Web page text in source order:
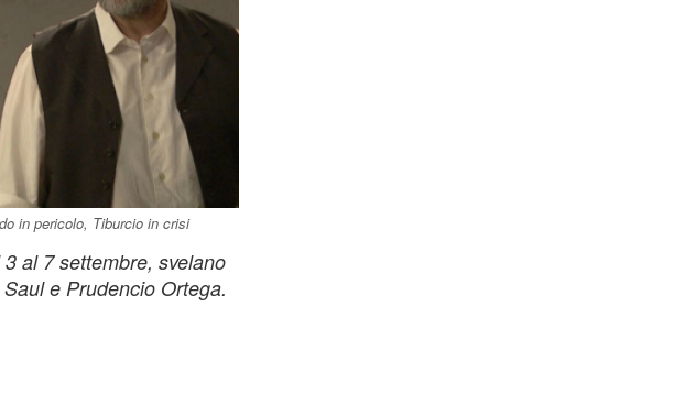
in pericolo, Tiburcio in crisi
al 7 settembre, svelano
e Prudencio Ortega.